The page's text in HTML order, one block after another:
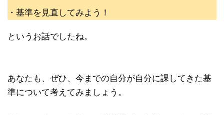
・基準を見直してみよう！
というお話でしたね。
あなたも、ぜひ、今までの自分が自分に課してきた基
準について考えてみましょう。